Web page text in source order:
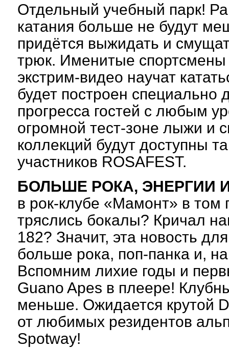
Отдельный учебный парк!
катания больше не будут
придётся выжидать и
трюк. Именитые
экстрим-видео научат
будет построен специально
прогресса гостей с любым
огромной тест-зоне лыжи и
коллекций будут доступны
участников ROSAFEST.
БОЛЬШЕ РОКА, ЭНЕРГИИ
в рок-клубе «Мамонт» в том
тряслись бокалы? Кричал
182? Значит, эта новость
больше рока, поп-панка и,
Вспомним лихие годы и
Guano Apes в плеере!
меньше. Ожидается крутой
от любимых резидентов
Spotway!